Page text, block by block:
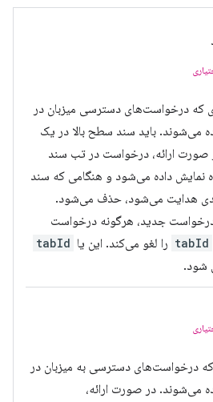
که درخواست‌های دسترسی میزبان در
می‌شوند. باید سند سطح بالا در یک
صورت ارائه، درخواست در تب سند
داده می‌شود و هنگامی که سند
هدایت می‌شود، حذف می‌شود.
جدید، هرگونه درخواست
tabId را لغو می‌کند. این یا tabId
شود.
الگوی URL که درخواست‌های دسترسی به میزبان در
می‌شوند. در صورت ارائه،